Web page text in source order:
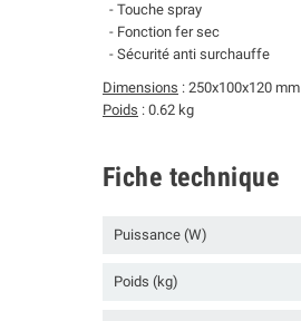
- Touche spray
- Fonction fer sec
- Sécurité anti surchauffe
Dimensions : 250x100x120 mm
Poids : 0.62 kg
Fiche technique
Puissance (W)
Poids (kg)